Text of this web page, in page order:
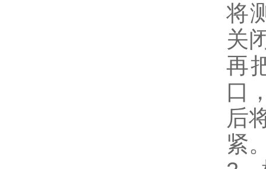
将
关
再
口
后
紧